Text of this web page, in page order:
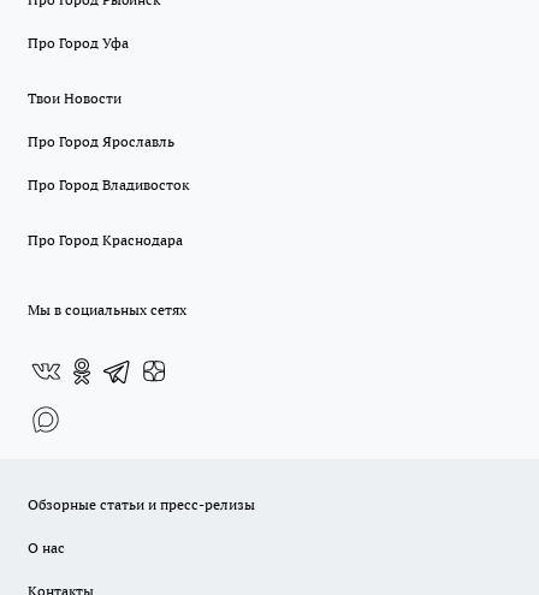
Про Город Уфа
Твои Новости
Про Город Ярославль
Про Город Владивосток
Про Город Краснодара
Мы в социальных сетях
Обзорные статьи и пресс-релизы
О нас
Контакты